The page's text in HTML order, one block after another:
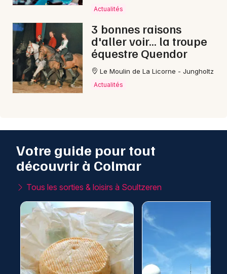
Actualités
3 bonnes raisons
d'aller voir... la troupe
équestre Quendor
Le Moulin de La Licorne - Jungholtz
Actualités
Votre guide pour tout
découvrir à Colmar
Tous les sorties & loisirs à Soultzeren